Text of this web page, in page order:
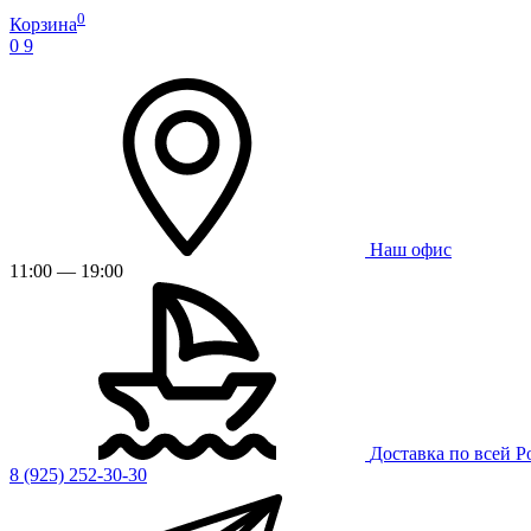
Корзина0
0 9
Наш офис
11:00 — 19:00
Доставка по всей
8 (925) 252-30-30